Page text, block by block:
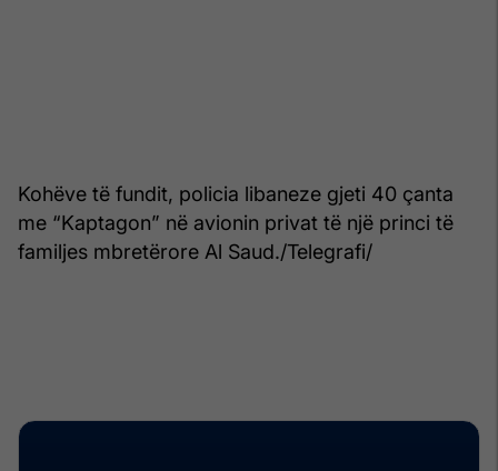
Kohëve të fundit, policia libaneze gjeti 40 çanta
me “Kaptagon” në avionin privat të një princi të
familjes mbretërore Al Saud./Telegrafi/